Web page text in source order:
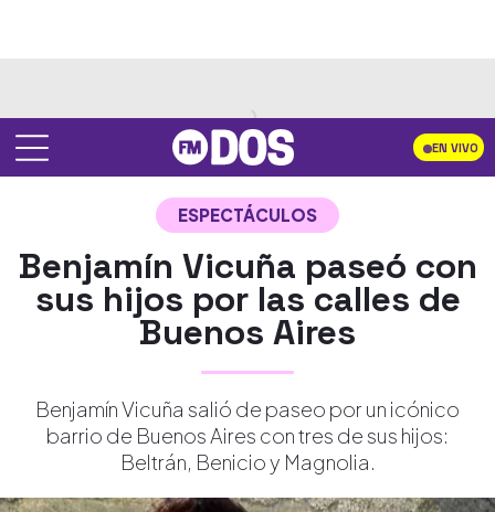
EN VIVO
ESPECTÁCULOS
Benjamín Vicuña paseó con
sus hijos por las calles de
Buenos Aires
Benjamín Vicuña salió de paseo por un icónico
barrio de Buenos Aires con tres de sus hijos:
Beltrán, Benicio y Magnolia.